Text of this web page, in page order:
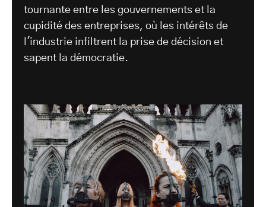
tournante entre les gouvernements et la
cupidité des entreprises, où les intérêts de
l'industrie infiltrent la prise de décision et
sapent la démocratie.